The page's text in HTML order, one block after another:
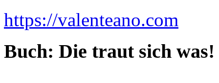
https://valenteano.com
Buch: Die traut sich was!